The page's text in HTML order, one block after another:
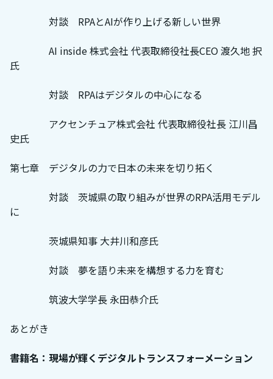
対談 RPAとAIが作り上げる新しい世界
AI inside 株式会社 代表取締役社長CEO 渡久地 択
氏
対談 RPAはデジタルの中心になる
アクセンチュア株式会社 代表取締役社長 江川昌
史氏
第七章 デジタルの力で日本の未来を切り拓く
対談 茨城県の取り組みが世界のRPA活用モデル
に
茨城県知事 大井川和彦氏
対談 夢を語り未来を構想する力を育む
筑波大学学長 永田恭介氏
あとがき
書籍名：現場が輝くデジタルトランスフォーメーション